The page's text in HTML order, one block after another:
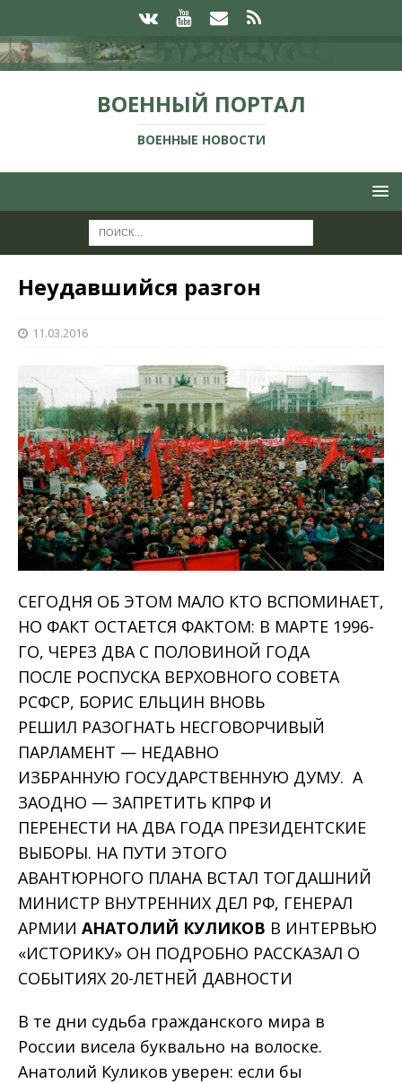
ВОЕННЫЙ ПОРТАЛ
ВОЕННЫЕ НОВОСТИ
Неудавшийся разгон
11.03.2016
СЕГОДНЯ ОБ ЭТОМ МАЛО КТО ВСПОМИНАЕТ,
НО ФАКТ ОСТАЕТСЯ ФАКТОМ: В МАРТЕ 1996-
ГО, ЧЕРЕЗ ДВА С ПОЛОВИНОЙ ГОДА
ПОСЛЕ РОСПУСКА ВЕРХОВНОГО СОВЕТА
РСФСР, БОРИС ЕЛЬЦИН ВНОВЬ
РЕШИЛ РАЗОГНАТЬ НЕСГОВОРЧИВЫЙ
ПАРЛАМЕНТ — НЕДАВНО
ИЗБРАННУЮ ГОСУДАРСТВЕННУЮ ДУМУ. А
ЗАОДНО — ЗАПРЕТИТЬ КПРФ И
ПЕРЕНЕСТИ НА ДВА ГОДА ПРЕЗИДЕНТСКИЕ
ВЫБОРЫ. НА ПУТИ ЭТОГО
АВАНТЮРНОГО ПЛАНА ВСТАЛ ТОГДАШНИЙ
МИНИСТР ВНУТРЕННИХ ДЕЛ РФ, ГЕНЕРАЛ
АРМИИ АНАТОЛИЙ КУЛИКОВ В ИНТЕРВЬЮ
«ИСТОРИКУ» ОН ПОДРОБНО РАССКАЗАЛ О
СОБЫТИЯХ 20-ЛЕТНЕЙ ДАВНОСТИ
В те дни судьба гражданского мира в
России висела буквально на волоске.
Анатолий Куликов уверен: если бы